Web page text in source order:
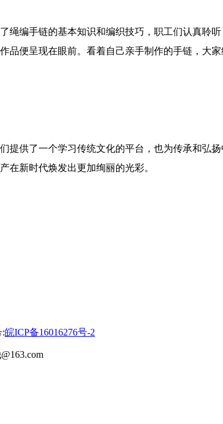
编手链的基本知识和编织技巧，职工们认真聆
品便呈现在眼前。看着自己亲手制作的手链，大
供了一个学习传统文化的平台，也为传承和弘
在新时代焕发出更加绚丽的光彩。
皖ICP备16016276号-2